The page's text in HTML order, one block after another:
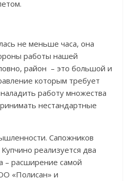
не меньше часа, она
работы нашей
район – это большой и
которым требует
работу множества
нестандартные
Сапожников
реализуется два
– расширение самой
«Полисан» и